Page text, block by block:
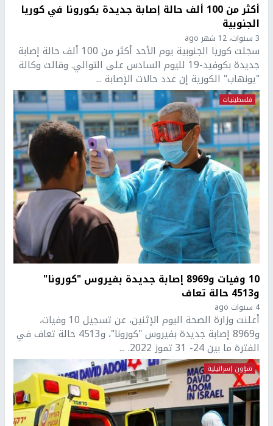
أكثر من 100 ألف حالة إصابة جديدة بكورونا في كوريا
الجنوبية
3 سنوات، 12 شهر ago
سجلت كوريا الجنوبية يوم الأحد أكثر من 100 ألف حالة إصابة
جديدة بكوفيد-19 لليوم السادس على التوالي. وقالت وكالة
"يونهاب" الكورية إن عدد حالات الإصابة ...
فلسطينيات
10 وفيات و8969 إصابة جديدة بفيروس "كورونا"
و4513 حالة تعاف
4 سنوات ago
أعلنت وزارة الصحة اليوم الإثنين، عن تسجيل 10 وفيات،
و8969 إصابة جديدة بفيروس "كورونا"، و4513 حالة تعاف في
الفترة ما بين 24- 31 تموز 2022. ...
شؤون إسرائيلية